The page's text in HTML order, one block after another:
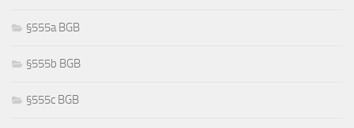
§555a BGB
§555b BGB
§555c BGB